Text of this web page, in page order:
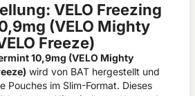
VELO Freezing
(VELO Mighty
Freeze)
10,9mg (VELO Mighty
wird von BAT hergestellt und
Pouches im Slim-Format. Dieses